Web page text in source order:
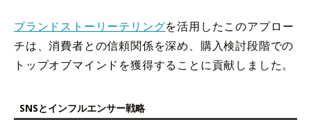
ブランドストーリーテリングを活用したこのアプロー
チは、消費者との信頼関係を深め、購入検討段階での
トップオブマインドを獲得することに貢献しました。
SNSとインフルエンサー戦略